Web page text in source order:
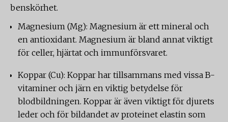
benskörhet.
Magnesium (Mg): Magnesium är ett mineral och
en antioxidant. Magnesium är bland annat viktigt
för celler, hjärtat och immunförsvaret.
Koppar (Cu): Koppar har tillsammans med vissa B-
vitaminer och järn en viktig betydelse för
blodbildningen. Koppar är även viktigt för djurets
leder och för bildandet av proteinet elastin som